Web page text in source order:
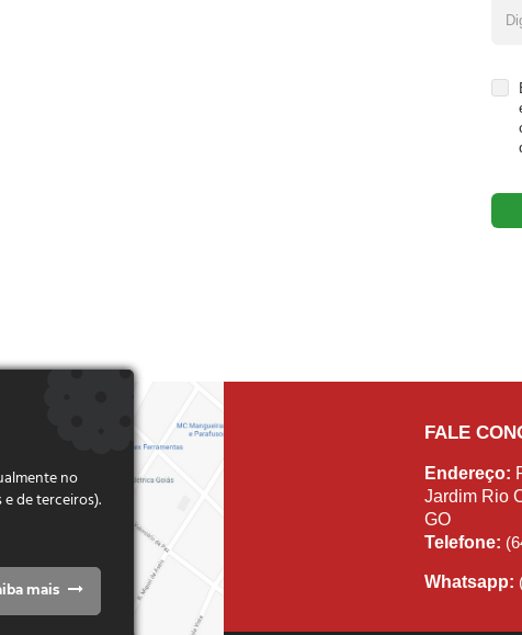
FALE
Endereço:
Jardim Rio
GO
Telefone:
Whatsapp:
no
de terceiros).
mais